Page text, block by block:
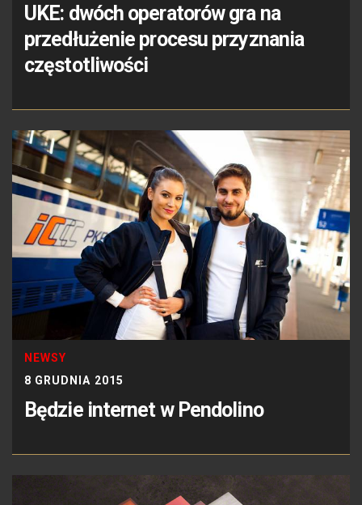
UKE: dwóch operatorów gra na
przedłużenie procesu przyznania
częstotliwości
NEWSY
8 GRUDNIA 2015
Będzie internet w Pendolino